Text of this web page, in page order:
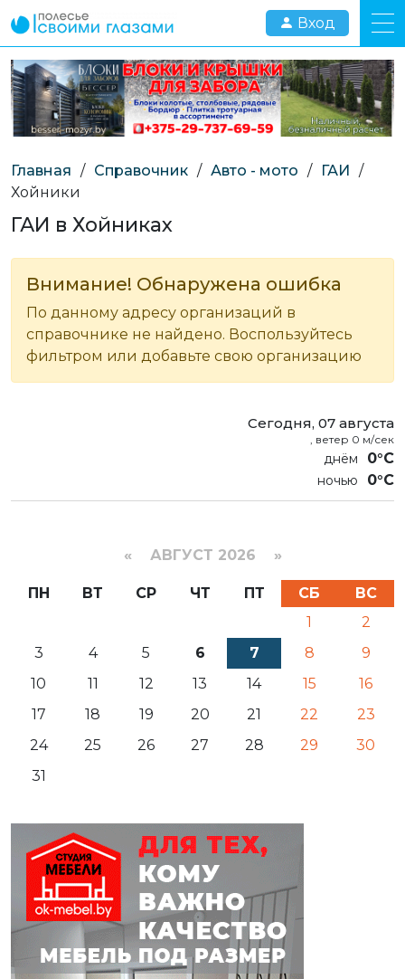
Вход
Главная / Справочник / Авто - мото / ГАИ /
Хойники
ГАИ в Хойниках
Внимание! Обнаружена ошибка
По данному адресу организаций в
справочнике не найдено. Воспользуйтесь
фильтром или добавьте свою организацию
Сегодня, 07 августа
, ветер 0 м/сек
0°C
0°C
« АВГУСТ 2026 »
ПН ВТ СР ЧТ ПТ СБ
ВС
1
2
3
4 5 6 7 8
9
10
11 12 13 14 15
16
17
18 19 20 21 22
23
24
25 26 27 28 29
30
31